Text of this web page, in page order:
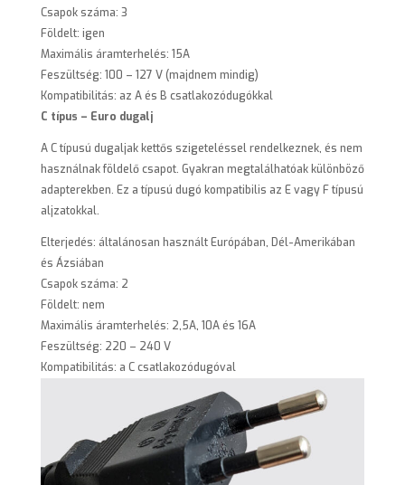
Csapok száma: 3
Földelt: igen
Maximális áramterhelés: 15A
Feszültség: 100 – 127 V (majdnem mindig)
Kompatibilitás: az A és B csatlakozódugókkal
C típus – Euro dugalj
A C típusú dugaljak kettős szigeteléssel rendelkeznek, és nem
használnak földelő csapot. Gyakran megtalálhatóak különböző
adapterekben. Ez a típusú dugó kompatibilis az E vagy F típusú
aljzatokkal.
Elterjedés: általánosan használt Európában, Dél-Amerikában
és Ázsiában
Csapok száma: 2
Földelt: nem
Maximális áramterhelés: 2,5A, 10A és 16A
Feszültség: 220 – 240 V
Kompatibilitás: a C csatlakozódugóval